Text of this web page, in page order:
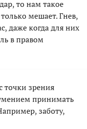
то нам такое
мешает. Гнев,
даже когда для них
в правом
точки зрения
принимать
заботу,